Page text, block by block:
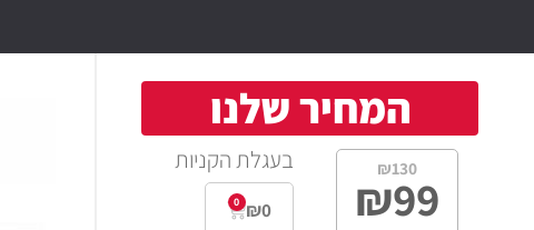
המחיר שלנו
₪130
₪99
בעגלת הקניות
₪0
0